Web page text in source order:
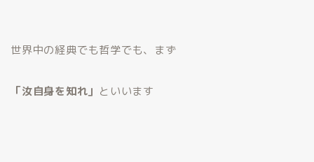
世界中の経典でも哲学でも、まず
「汝自身を知れ」 といいます